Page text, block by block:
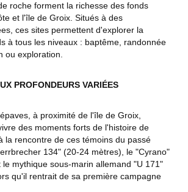
roche forment la richesse des fonds
et l'île de Groix. Situés à des
ces sites permettent d'explorer la
à tous les niveaux : baptême, randonnée
ou exploration.
PROFONDEURS VARIÉES
à proximité de l'île de Groix,
des moments forts de l'histoire de
la rencontre de ces témoins du passé
134" (20-24 mètres), le "Cyrano"
mythique sous-marin allemand "U 171"
qu'il rentrait de sa première campagne